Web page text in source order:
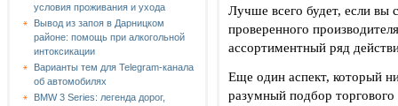
условия проживания и ухода
Вывод из запоя в Дарницком
районе: помощь при алкогольной
интоксикации
Варианты тем для Telegram-канала
об автомобилях
BMW 3 Series: легенда дорог,
Лучше всего будет, если вы
проверенного
ассортиментный ряд
Еще один аспект, который
разумный подбор